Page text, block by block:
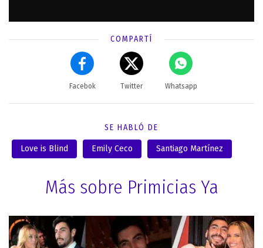
COMPARTÍ
Facebok Twitter Whatsapp
SE HABLÓ DE
Love is Blind Emily Ceco Santiago Martínez
Más sobre Primicias Ya